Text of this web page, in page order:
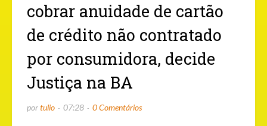
cobrar anuidade de cartão
de crédito não contratado
por consumidora, decide
Justiça na BA
portulio 07:28 0 Comentários